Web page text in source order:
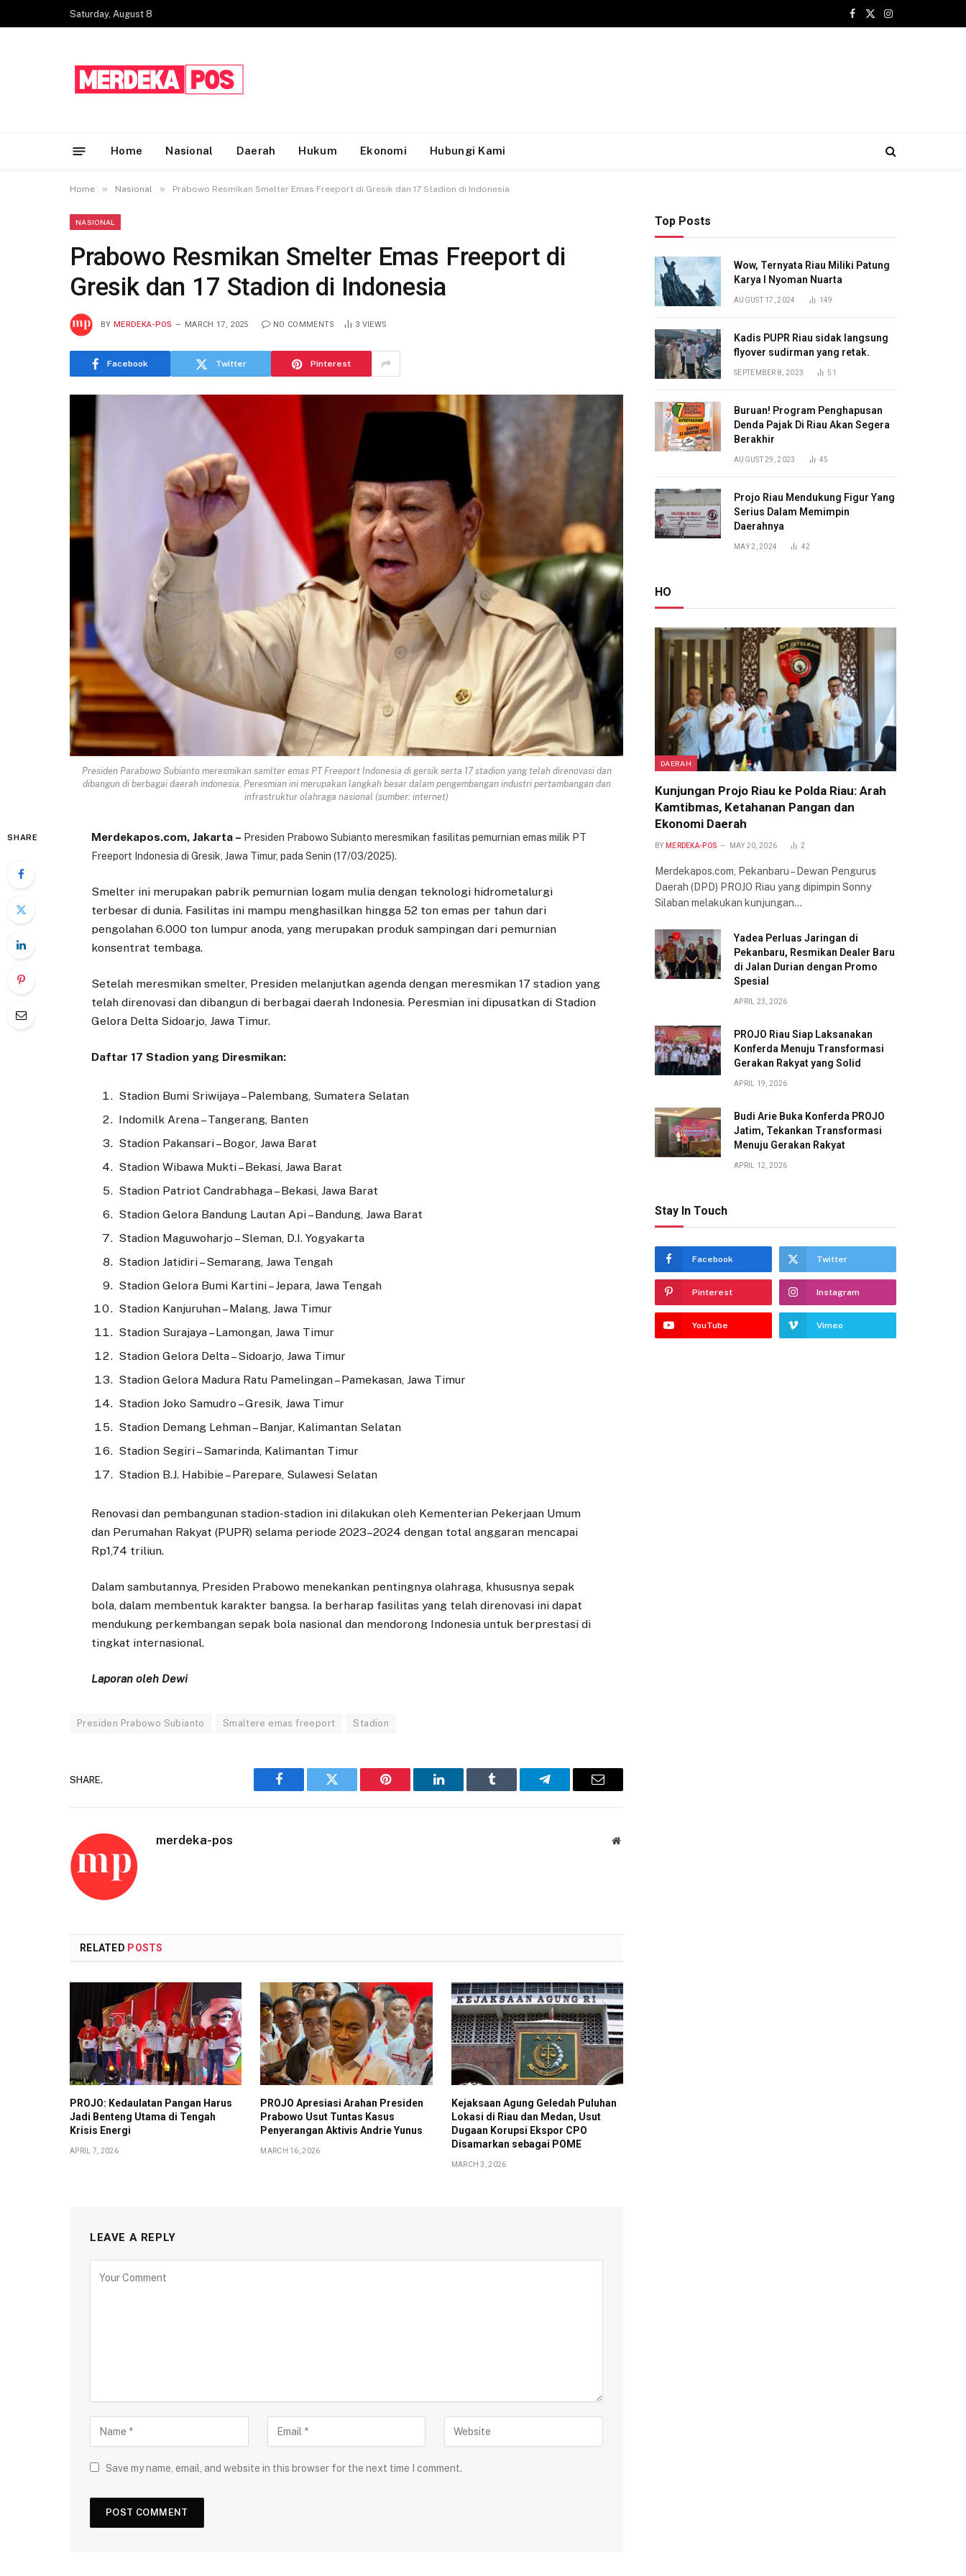
Saturday, August 8
Facebook
X
Instagram
Home Nasional Daerah Hukum Ekonomi Hubungi Kami
Home » Nasional » Prabowo Resmikan Smelter Emas Freeport di Gresik dan 17 Stadion di Indonesia
NASIONAL
Prabowo Resmikan Smelter Emas Freeport di
Gresik dan 17 Stadion di Indonesia
BY MERDEKA-POS MARCH 17, 2025 NO COMMENTS 3 VIEWS
Facebook Twitter Pinterest
Presiden Parabowo Subianto meresmikan samlter emas PT Freeport Indonesia di gersik serta 17 stadion yang telah direnovasi dan
dibangun di berbagai daerah indonesia. Peresmian ini merupakan langkah besar dalam pengembangan industri pertambangan dan
infrastruktur olahraga nasional (sumber: internet)
SHARE Merdekapos.com, Jakarta – Presiden Prabowo Subianto meresmikan fasilitas pemurnian emas milik PT
Freeport Indonesia di Gresik, Jawa Timur, pada Senin (17/03/2025).
Smelter ini merupakan pabrik pemurnian logam mulia dengan teknologi hidrometalurgi
terbesar di dunia. Fasilitas ini mampu menghasilkan hingga 52 ton emas per tahun dari
pengolahan 6.000 ton lumpur anoda, yang merupakan produk sampingan dari pemurnian
konsentrat tembaga.
Setelah meresmikan smelter, Presiden melanjutkan agenda dengan meresmikan 17 stadion yang
telah direnovasi dan dibangun di berbagai daerah Indonesia. Peresmian ini dipusatkan di Stadion
Gelora Delta Sidoarjo, Jawa Timur.
Daftar 17 Stadion yang Diresmikan:
Stadion Bumi Sriwijaya – Palembang, Sumatera Selatan
Indomilk Arena – Tangerang, Banten
Stadion Pakansari – Bogor, Jawa Barat
Stadion Wibawa Mukti – Bekasi, Jawa Barat
Stadion Patriot Candrabhaga – Bekasi, Jawa Barat
Stadion Gelora Bandung Lautan Api – Bandung, Jawa Barat
Stadion Maguwoharjo – Sleman, D.I. Yogyakarta
Stadion Jatidiri – Semarang, Jawa Tengah
Stadion Gelora Bumi Kartini – Jepara, Jawa Tengah
Stadion Kanjuruhan – Malang, Jawa Timur
Stadion Surajaya – Lamongan, Jawa Timur
Stadion Gelora Delta – Sidoarjo, Jawa Timur
Stadion Gelora Madura Ratu Pamelingan – Pamekasan, Jawa Timur
Stadion Joko Samudro – Gresik, Jawa Timur
Stadion Demang Lehman – Banjar, Kalimantan Selatan
Stadion Segiri – Samarinda, Kalimantan Timur
Stadion B.J. Habibie – Parepare, Sulawesi Selatan
Renovasi dan pembangunan stadion-stadion ini dilakukan oleh Kementerian Pekerjaan Umum
dan Perumahan Rakyat (PUPR) selama periode 2023–2024 dengan total anggaran mencapai
Rp1,74 triliun.
Dalam sambutannya, Presiden Prabowo menekankan pentingnya olahraga, khususnya sepak
bola, dalam membentuk karakter bangsa. Ia berharap fasilitas yang telah direnovasi ini dapat
mendukung perkembangan sepak bola nasional dan mendorong Indonesia untuk berprestasi di
tingkat internasional.
Laporan oleh Dewi
Presiden Prabowo Subianto Smaltere emas freeport Stadion
SHARE.
Facebook Twitter Pinterest LinkedIn Tumblr Telegram Email
merdeka-pos Website
RELATED POSTS
PROJO: Kedaulatan Pangan Harus
Jadi Benteng Utama di Tengah
Krisis Energi
APRIL 7, 2026
PROJO Apresiasi Arahan Presiden
Prabowo Usut Tuntas Kasus
Penyerangan Aktivis Andrie Yunus
MARCH 16, 2026
Kejaksaan Agung Geledah Puluhan
Lokasi di Riau dan Medan, Usut
Dugaan Korupsi Ekspor CPO
Disamarkan sebagai POME
MARCH 3, 2026
LEAVE A REPLY
Save my name, email, and website in this browser for the next time I comment.
Top Posts
Wow, Ternyata Riau Miliki Patung
Karya I Nyoman Nuarta
AUGUST 17, 2024 149
Kadis PUPR Riau sidak langsung
flyover sudirman yang retak.
SEPTEMBER 8, 2023 51
Buruan! Program Penghapusan
Denda Pajak Di Riau Akan Segera
Berakhir
AUGUST 29, 2023 45
Projo Riau Mendukung Figur Yang
Serius Dalam Memimpin
Daerahnya
MAY 2, 2024 42
HO
DAERAH
Kunjungan Projo Riau ke Polda Riau: Arah
Kamtibmas, Ketahanan Pangan dan
Ekonomi Daerah
BY MERDEKA-POS MAY 20, 2026 2
Merdekapos.com, Pekanbaru – Dewan Pengurus
Daerah (DPD) PROJO Riau yang dipimpin Sonny
Silaban melakukan kunjungan…
Yadea Perluas Jaringan di
Pekanbaru, Resmikan Dealer Baru
di Jalan Durian dengan Promo
Spesial
APRIL 23, 2026
PROJO Riau Siap Laksanakan
Konferda Menuju Transformasi
Gerakan Rakyat yang Solid
APRIL 19, 2026
Budi Arie Buka Konferda PROJO
Jatim, Tekankan Transformasi
Menuju Gerakan Rakyat
APRIL 12, 2026
Stay In Touch
Facebook Twitter
Pinterest Instagram
YouTube Vimeo